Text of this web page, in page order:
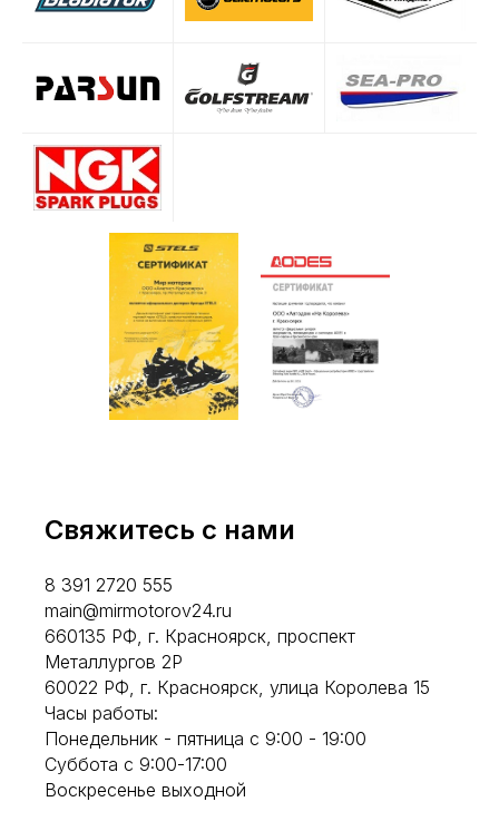
Свяжитесь с нами
8 391 2720 555
main@mirmotorov24.ru
660135 РФ, г. Красноярск, проспект
Металлургов 2Р
60022 РФ, г. Красноярск, улица Королева 15
Часы работы:
Понедельник - пятница с 9:00 - 19:00
Суббота с 9:00-17:00
Воскресенье выходной